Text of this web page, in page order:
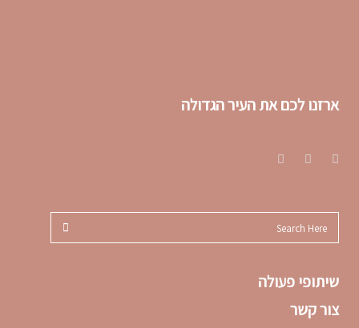
ארזנו לכם את העיר הגדולה
שיתופי פעולה
צור קשר